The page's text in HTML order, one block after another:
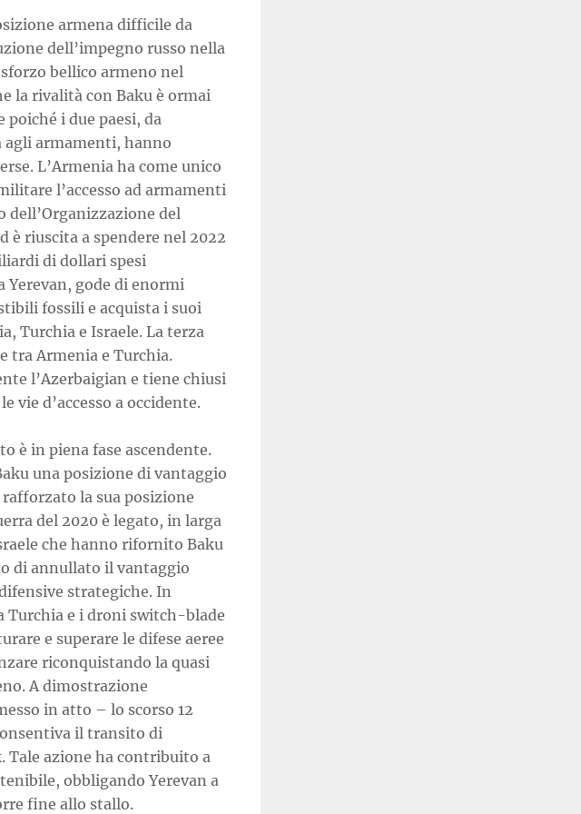
armena difficile da
dell’impegno russo nella
bellico armeno nel
la rivalità con Baku è ormai
i due paesi, da
agli armamenti, hanno
L’Armenia ha come unico
l’accesso ad armamenti
dell’Organizzazione del
è riuscita a spendere nel 2022
di dollari spesi
Yerevan, gode di enormi
fossili e acquista i suoi
Turchia e Israele. La terza
tra Armenia e Turchia.
l’Azerbaigian e tiene chiusi
vie d’accesso a occidente.
è in piena fase ascendente.
una posizione di vantaggio
la sua posizione
del 2020 è legato, in larga
che hanno rifornito Baku
di annullato il vantaggio
strategiche. In
e i droni switch-blade
e superare le difese aeree
riconquistando la quasi
A dimostrazione
in atto – lo scorso 12
il transito di
azione ha contribuito a
obbligando Yerevan a
fine allo stallo.